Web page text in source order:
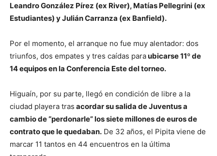
Leandro González Pírez (ex River), Matías Pellegrini (ex
Estudiantes) y Julián Carranza (ex Banfield).
Por el momento, el arranque no fue muy alentador: dos
triunfos, dos empates y tres caídas paraubicarse 11º de
14 equipos en la Conferencia Este del torneo.
Higuaín, por su parte, llegó en condición de libre a la
ciudad playera tras acordar su salida de Juventus a
cambio de “perdonarle” los siete millones de euros de
contrato que le quedaban. De 32 años, el Pipita viene de
marcar 11 tantos en 44 encuentros en la última